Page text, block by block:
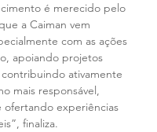
é merecido pelo
a Caiman vem
com as ações
apoiando projetos
ativamente
mais responsável,
ofertando experiências
finaliza.